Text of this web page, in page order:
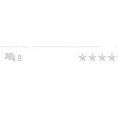
0